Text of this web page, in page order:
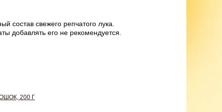
свежего репчатого лука.
добавлять его не рекомендуется.
200 Г